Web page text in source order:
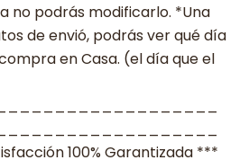
no podrás modificarlo. *Una
de envió, podrás ver qué día
en Casa. (el día que el
100% Garantizada ***